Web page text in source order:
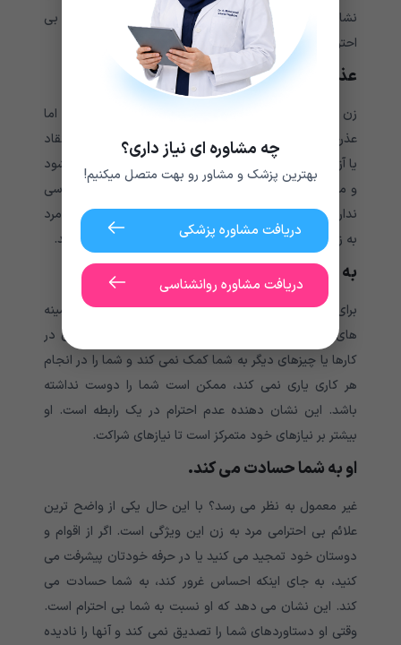
نشان می دهد که او شما را دوست ندارد، بنابراین به شما بی
احترامی می کند.
عذرخواهی نمی کند.
زن و شوهرها گاهی اوقات یکدیگر را ناامید می کنند، اما
عذرخواهی می تواند همه چیز را درست کند. حتی پس از انتقاد
یا آزار رساندن به شما، اگر از کاری که انجام داده پشیمان نشود
و معذرت خواهی نکند، یعنی او نسبت به شما هیچ احساسی
ندارد. برهمین اساس یکی از واضح ترین علائم بی احترامی مرد
به زن تلقی میشود و ممکن است او برای شما مناسب نباشد.
به شما کمک نمی کند.
برای حفظ یک رابطه طولانی مدت، هر دو شریک در همه زمینه
های کاری باید به طور مساوی مشارکت کنند. اگر مردتان در
کارها یا چیزهای دیگر به شما کمک نمی کند و شما را در انجام
هر کاری یاری نمی کند، ممکن است شما را دوست نداشته
باشد. این نشان دهنده عدم احترام در یک رابطه است. او
بیشتر بر نیازهای خود متمرکز است تا نیازهای شراکت.
او به شما حسادت می کند.
غیر معمول به نظر می رسد؟ با این حال یکی از واضح ترین
علائم بی احترامی مرد به زن این ویژگی است. اگر از اقوام و
دوستان خود تمجید می کنید یا در حرفه خودتان پیشرفت می
کنید، به جای اینکه احساس غرور کند، به شما حسادت می
کند. این نشان می دهد که او نسبت به شما بی احترام است.
وقتی او دستاوردهای شما را تصدیق نمی کند و آنها را نادیده
چه مشاوره ای نیاز داری؟
بهترین پزشک و مشاور رو بهت متصل میکنیم!
دریافت مشاوره پزشکی
دریافت مشاوره روانشناسی